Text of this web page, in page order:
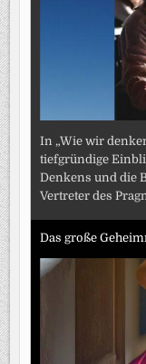
In „Wie wir
tiefgründige
Denkens und die
Vertreter des
Das große